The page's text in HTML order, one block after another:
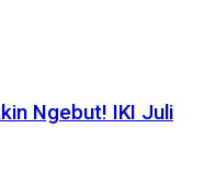
Ngebut! IKI Juli